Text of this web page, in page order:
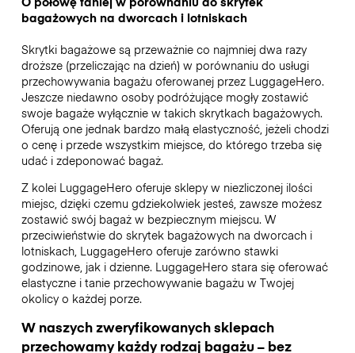
bagażowych na dworcach i lotniskach
Skrytki bagażowe są przeważnie co najmniej dwa razy
droższe (przeliczając na dzień) w porównaniu do usługi
przechowywania bagażu oferowanej przez LuggageHero.
Jeszcze niedawno osoby podróżujące mogły zostawić
swoje bagaże wyłącznie w takich skrytkach bagażowych.
Oferują one jednak bardzo małą elastyczność, jeżeli chodzi
o cenę i przede wszystkim miejsce, do którego trzeba się
udać i zdeponować bagaż.
Z kolei LuggageHero oferuje sklepy w niezliczonej ilości
miejsc, dzięki czemu gdziekolwiek jesteś, zawsze możesz
zostawić swój bagaż w bezpiecznym miejscu. W
przeciwieństwie do skrytek bagażowych na dworcach i
lotniskach, LuggageHero oferuje zarówno stawki
godzinowe, jak i dzienne. LuggageHero stara się oferować
elastyczne i tanie przechowywanie bagażu w Twojej
okolicy o każdej porze.
W naszych zweryfikowanych sklepach
przechowamy każdy rodzaj bagażu – bez